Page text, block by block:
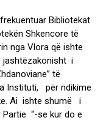
Bibliotekat
Shkencore të
nga Vlora që ishte
jashtëzakonisht i
të
Instituti, për ndikime
Ai ishte shumë i
“-se kur do e